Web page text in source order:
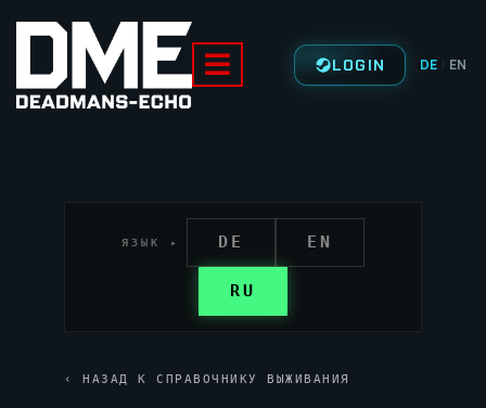
LOGIN DE | EN
ЯЗЫК ▸ DE EN
RU
‹ НАЗАД К СПРАВОЧНИКУ ВЫЖИВАНИЯ